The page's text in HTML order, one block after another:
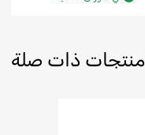
منتجات ذات صلة